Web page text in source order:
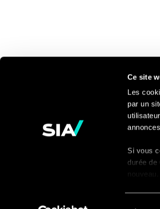
Ce site
Les
par un
Si vous
durée de
Pour en savoir
plus